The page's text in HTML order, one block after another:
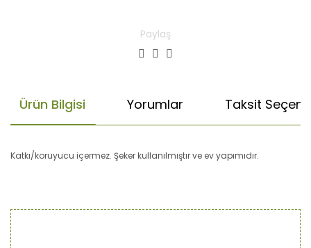
Paylaş
Ürün Bilgisi Yorumlar Taksit
Katkı/koruyucu içermez. Şeker kullanılmıştır ve ev yapımıdır.
Bu ürüne ilk yorumu siz yapın!